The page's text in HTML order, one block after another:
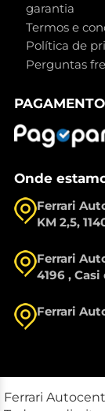
garantia
Termos e
Política de
Perguntas
Onde
Ferrari
KM 2,5,
Ferrari
4196 ,
Ferrari
Ferrari